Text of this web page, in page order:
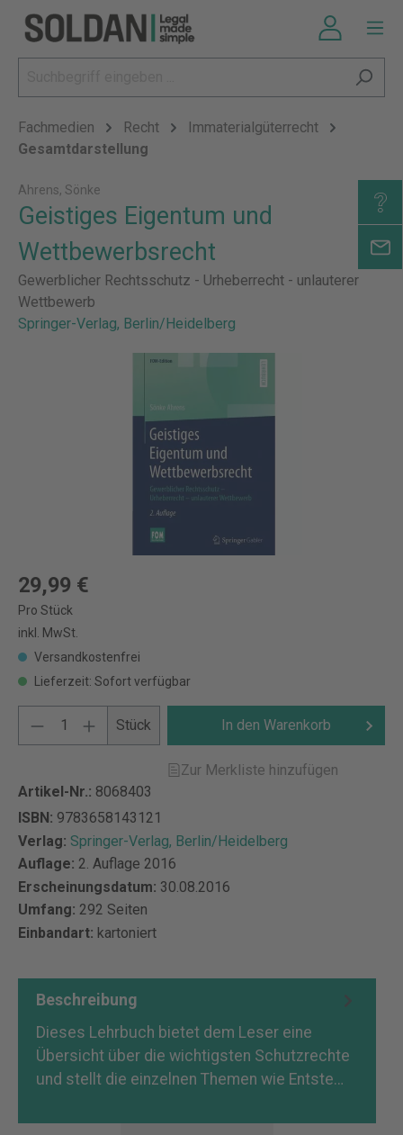
Fachmedien Recht
Immaterialgüterrecht
Gesamtdarstellung
Ahrens, Sönke
Geistiges Eigentum und
Wettbewerbsrecht
Gewerblicher Rechtsschutz - Urheberrecht - unlauterer
Wettbewerb
Springer-Verlag, Berlin/Heidelberg
29,99 €
Pro Stück
inkl. MwSt.
Versandkostenfrei
Lieferzeit: Sofort verfügbar
Stück In den Warenkorb
Zur Merkliste hinzufügen
Artikel-Nr.: 8068403
ISBN: 9783658143121
Verlag: Springer-Verlag, Berlin/Heidelberg
Auflage: 2. Auflage 2016
Erscheinungsdatum: 30.08.2016
Umfang: 292 Seiten
Einbandart: kartoniert
Beschreibung
Dieses Lehrbuch bietet dem Leser eine
Übersicht über die wichtigsten Schutzrechte
und stellt die einzelnen Themen wie Entste…